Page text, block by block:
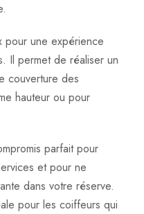
pour une expérience
Il permet de réaliser un
couverture des
hauteur ou pour
parfait pour
et pour ne
dans votre réserve.
pour les coiffeurs qui